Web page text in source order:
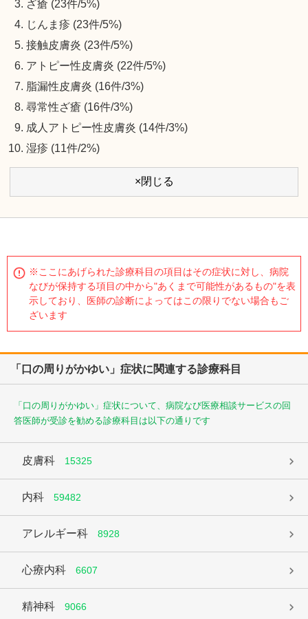
ざ瘡 (23件/5%)
じんま疹 (23件/5%)
接触皮膚炎 (23件/5%)
アトピー性皮膚炎 (22件/5%)
脂漏性皮膚炎 (16件/3%)
尋常性ざ瘡 (16件/3%)
成人アトピー性皮膚炎 (14件/3%)
湿疹 (11件/2%)
×閉じる
※ここにあげられた診療科目の項目はその症状に対し、病院
なびが保持する項目の中から"あくまで可能性があるもの"を表
示しており、医師の診断によってはこの限りでない場合もご
ざいます
「口の周りがかゆい」症状に関連する診療科目
「口の周りがかゆい」症状について、病院なび医療相談サービスの回
答医師が受診を勧める診療科目は以下の通りです
皮膚科 15325
内科 59482
アレルギー科 8928
心療内科 6607
精神科 9066